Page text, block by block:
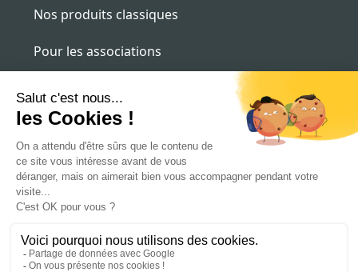
Nos produits classiques
Pour les associations
09 87 16 16 09